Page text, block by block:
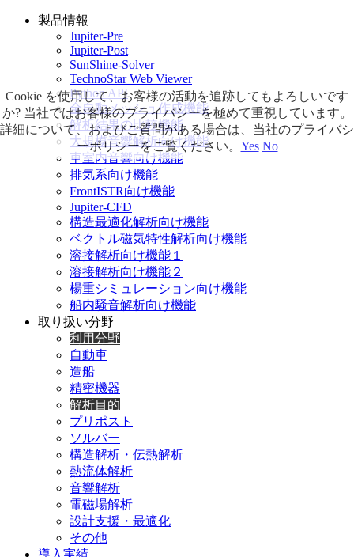
製品情報
Jupiter-Pre
Jupiter-Post
SunShine-Solver
TechnoStar Web Viewer
Python API
全自動メッシュ作成機能
解析結果の比較機能
大規模音響解析向け機能
車室内音響向け機能
排気系向け機能
FrontISTR向け機能
Jupiter-CFD
構造最適化解析向け機能
ベクトル磁気特性解析向け機能
溶接解析向け機能１
溶接解析向け機能２
楊重シミュレーション向け機能
船内騒音解析向け機能
取り扱い分野
利用分野
自動車
造船
精密機器
解析目的
プリポスト
ソルバー
構造解析・伝熱解析
熱流体解析
音響解析
電磁場解析
設計支援・最適化
その他
導入実績
Cookie を使用して、お客様の活動を追跡してもよろしいです
か? 当社ではお客様のプライバシーを極めて重視しています。
詳細について、およびご質問がある場合は、当社のプライバシ
ーポリシーをご覧ください。 Yes No